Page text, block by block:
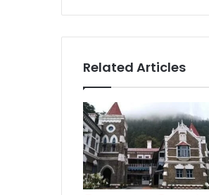
Related Articles